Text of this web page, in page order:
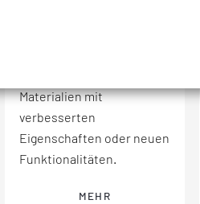
Materialien mit
verbesserten
Eigenschaften oder neuen
Funktionalitäten.
MEHR